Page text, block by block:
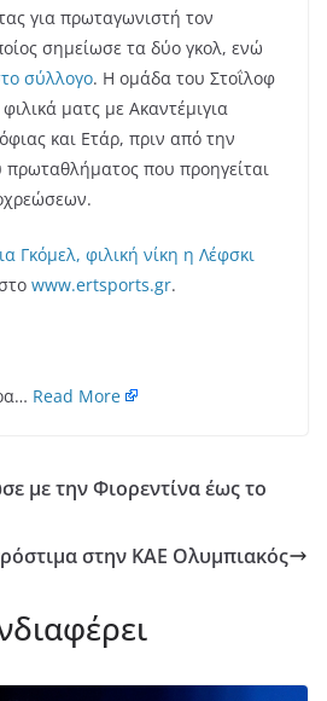
για πρωταγωνιστή τον
σημείωσε τα δύο γκολ, ενώ
σύλλογο. Η ομάδα του Στοΐλοφ
ματς με Ακαντέμιγια
και Ετάρ, πριν από την
που προηγείται
Γκόμελ, φιλική νίκη η Λέφσκι
www.ertsports.gr.
Read More
με την Φιορεντίνα έως το
στην ΚΑΕ Ολυμπιακός